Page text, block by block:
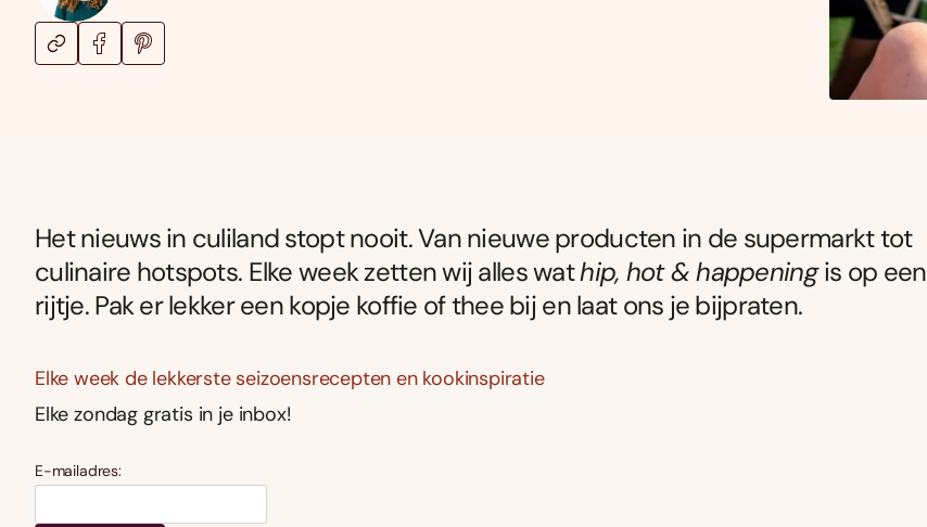
Het nieuws in culiland stopt nooit. Van nieuwe producten in de supermarkt tot
culinaire hotspots. Elke week zetten wij alles wathip, hot & happeningis op een
rijtje. Pak er lekker een kopje koffie of thee bij en laat ons je bijpraten.
Elke week de lekkerste seizoensrecepten en kookinspiratie
Elke zondag gratis in je inbox!
E-mailadres: